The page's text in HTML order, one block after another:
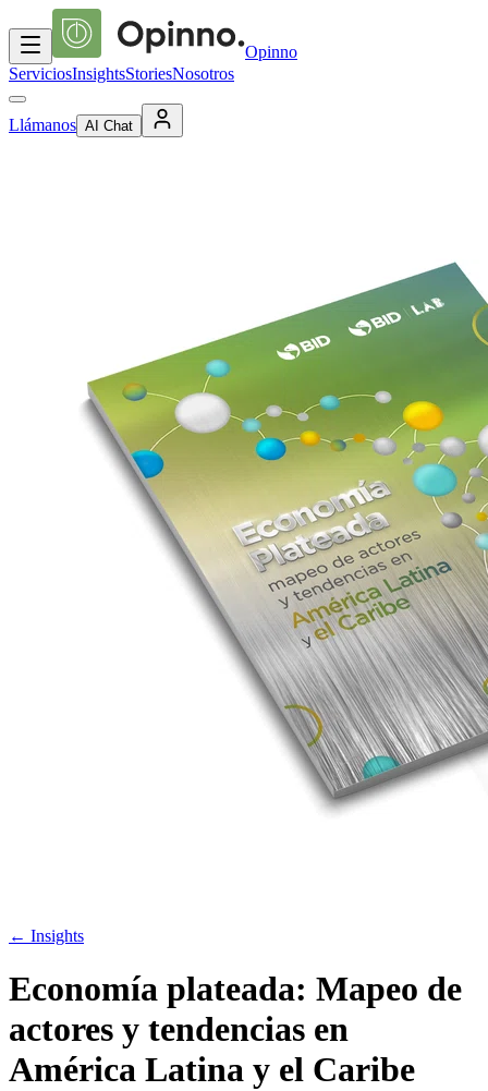
Opinno
ServiciosInsightsStoriesNosotros
Llámanos AI Chat
← Insights
Economía plateada: Mapeo de
actores y tendencias en
América Latina y el Caribe